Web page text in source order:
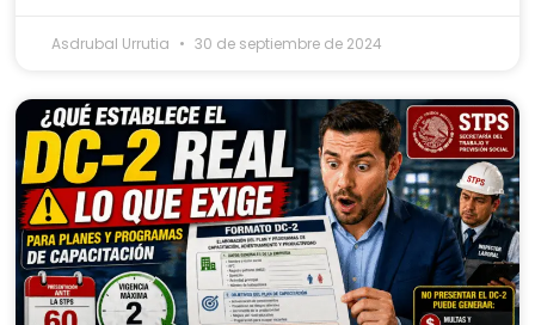
Asdrubal Urrutia 30 de septiembre de 2024